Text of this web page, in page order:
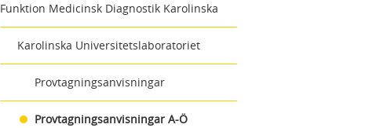
Funktion Medicinsk Diagnostik Karolinska
Karolinska Universitetslaboratoriet
Provtagningsanvisningar
Provtagningsanvisningar A-Ö